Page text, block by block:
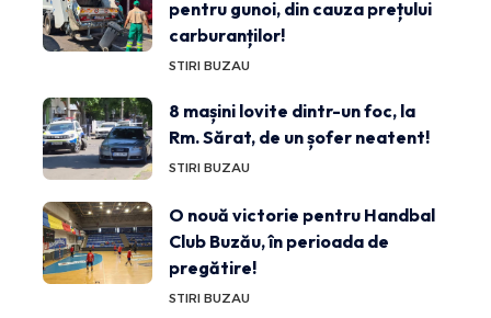
pentru gunoi, din cauza prețului
carburanților!
STIRI BUZAU
8 mașini lovite dintr-un foc, la
Rm. Sărat, de un șofer neatent!
STIRI BUZAU
O nouă victorie pentru Handbal
Club Buzău, în perioada de
pregătire!
STIRI BUZAU